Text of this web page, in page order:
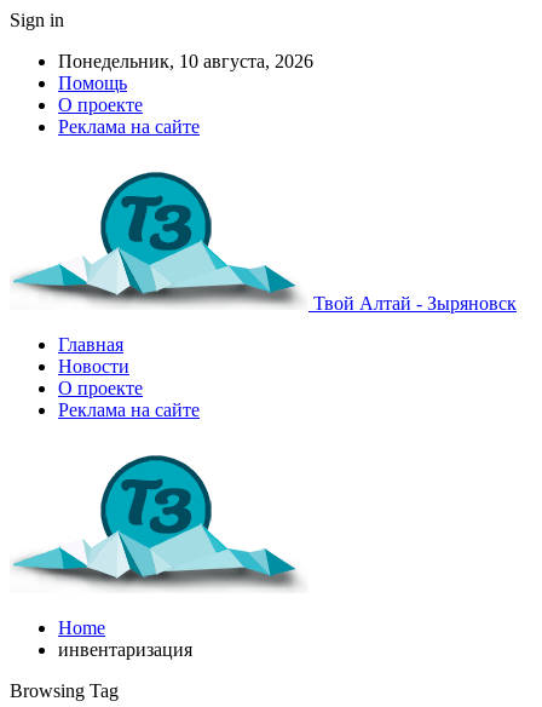
Sign in
Понедельник, 10 августа, 2026
Помощь
О проекте
Реклама на сайте
Твой Алтай - Зыряновск
Главная
Новости
О проекте
Реклама на сайте
Home
инвентаризация
Browsing Tag